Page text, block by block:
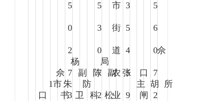
1
佘
口
朱
杨
市
副
书
5
0
2
7
3
陈
卫
局
防
副
科
5
3
0
7
2
张
松
市
街
道
农
业
主
3
5
4
5
9
胡
佘
口
闸
所
5
6
0
7
2